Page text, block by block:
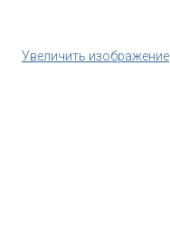
Увеличить изображение